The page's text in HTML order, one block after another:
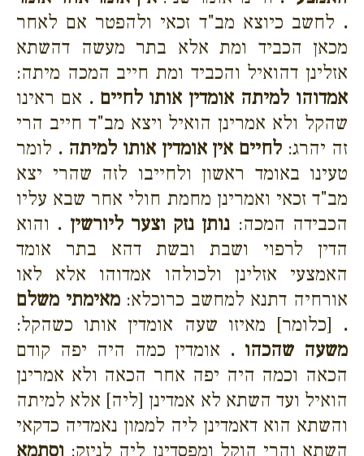
. לחשב כיוצא מב"ד זכאי ולהפטר אם לאחר
מכאן הכביד ומת אלא בתר מעשה דהשתא
אזלינן דהואיל והכביד ומת חייב המכה מיתה:
אמדוהו למיתה אומדין אותו לחיים . אם ראינו
שהקל ולא אמרינן הואיל ויצא מב"ד חייב הרי
זה יהרג: לחיים אין אומדין אותו למיתה . לומר
טעינו באומד ראשון ולחייבו לזה שהרי יצא
מב"ד זכאי ואמרינן מחמת חולי אחר שבא עליו
הכבידה המכה: נותן נזק וצער ליורשין . והוא
הדין לרפוי ושבת ובשת דהא בתר אומד
האמצעי אזלינן ולכולהו אמדוהו אלא לאו
אורחיה דתנא למחשב כרוכלא:מאימתי משלם
. [כלומר] מאיזו שעה אומדין אותו כשהקל:
משעה שהכהו . אומדין כמה היה יפה קודם
הכאה וכמה היה יפה אחר הכאה ולא אמרינן
הואיל ועד השתא לא אמדינן [ליה] אלא למיתה
והשתא הוא דאמדינן ליה לממון נאמדיה כדקאי
השתא והרי הוקל ומפסדינן ליה לניזק: וסתמא